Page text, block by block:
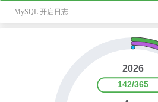
MySQL 开启日志